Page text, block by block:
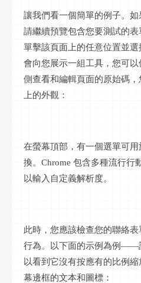
讓我們看一個簡單的例子。如
請繼續預覽包含您要測試的
單擊該頁面上的任意位置並
會向您展示一組工具，您可
側查看和編輯頁面的原始碼
上的外觀：
在螢幕頂部，有一個選單可
換。 Chrome 包含多種流行行
以輸入自定義解析度。
此時，您應該檢查您的聯絡
行為。以下面的示例為例——
以看到它沒有按應有的比例
幕邊框的文本和圖標：